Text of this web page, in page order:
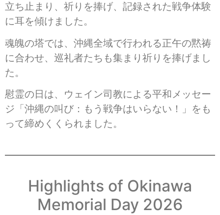
立ち止まり、祈りを捧げ、記録された戦争体験
に耳を傾けました。
魂魄の塔では、沖縄全域で行われる正午の黙祷
に合わせ、巡礼者たちも集まり祈りを捧げまし
た。
慰霊の日は、ウェイン司教による平和メッセー
ジ「沖縄の叫び：もう戦争はいらない！」をも
って締めくくられました。
Highlights of Okinawa
Memorial Day 2026